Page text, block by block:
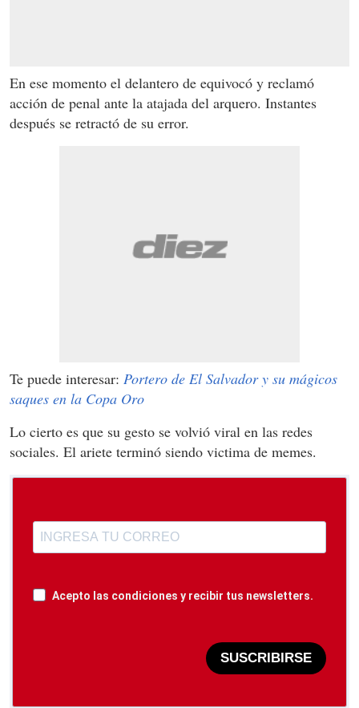
En ese momento el delantero de equivocó y reclamó
acción de penal ante la atajada del arquero. Instantes
después se retractó de su error.
Te puede interesar: Portero de El Salvador y su mágicos
saques en la Copa Oro
Lo cierto es que su gesto se volvió viral en las redes
sociales. El ariete terminó siendo victima de memes.
Acepto las condiciones y recibir tus newsletters.
SUSCRIBIRSE